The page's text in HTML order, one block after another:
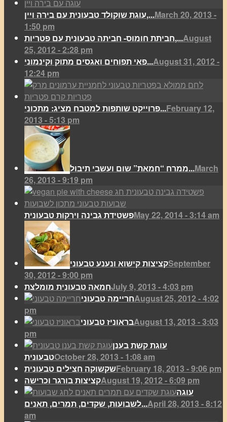
עוגת שוקולד טבעונית עם בירה ויין,...March 20, 2013 -
1:50 pm
חביתת חומוס- חביתה טבעונית עם פטריות,...August
25, 2012 - 2:28 pm
פאי תפוחים ואגסים מתוק וקינמוני...August 31, 2012 -
12:24 pm
פרוייקט שותפות למטבח מציג: מתכוני...February 12,
2013 - 5:13 pm
ממרח “חמאת” שום ועשבי תיבול...March
26, 2013 - 9:19 pm
פשטידת גבינה וירקות טבעוניתMay 22, 2014 - 3:14 am
קציצות קישוא ונענע טבעוניSeptember
30, 2012 - 9:00 pm
חמאה טבעונית מומלצתJuly 9, 2013 - 4:03 pm
חריימה טבעוניAugust 25, 2012 - 4:02
pm
בראוניז טבעוניAugust 13, 2013 - 3:03
pm
עוגת קשת בענן
טבעוניתOctober 28, 2013 - 1:08 am
שקשוקה חצילים טבעוניתFebruary 18, 2013 - 9:06 pm
קציצות בורגר וכרישהAugust 19, 2012 - 6:09 pm
עוגה
לשבועות, שקדים, תמרים, תאנים...April 28, 2013 - 8:12
am